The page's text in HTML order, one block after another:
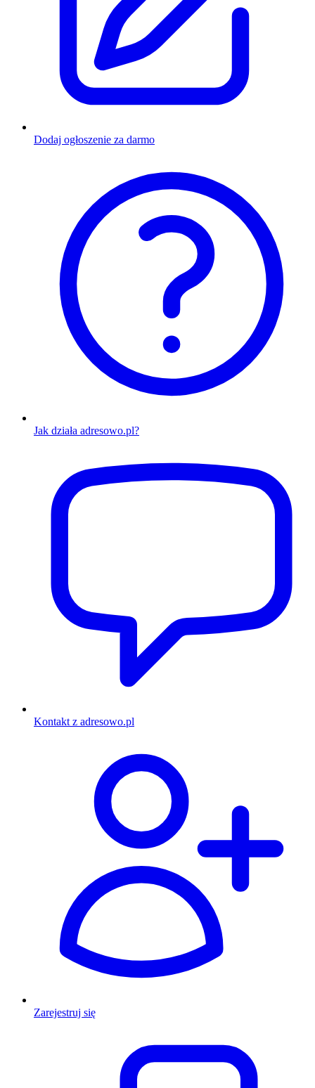
Dodaj ogłoszenie za darmo
Jak działa adresowo.pl?
Kontakt z adresowo.pl
Zarejestruj się